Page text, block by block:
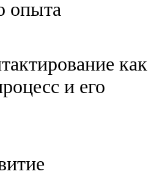
опыта
как
и его